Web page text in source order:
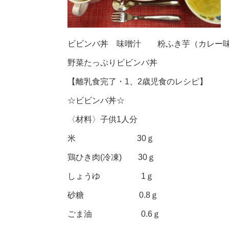
ビビンバ丼 味噌汁 粉ふき芋（カレー
野菜たっぷりビビンバ丼
【離乳食完了・1、2歳児食のレシピ】
☆ビビンバ丼☆
〈材料〉子供1人分
米 30ｇ
鶏ひき肉(冷凍) 30ｇ
しょうゆ 1ｇ
砂糖 0.8ｇ
ごま油 0.6ｇ